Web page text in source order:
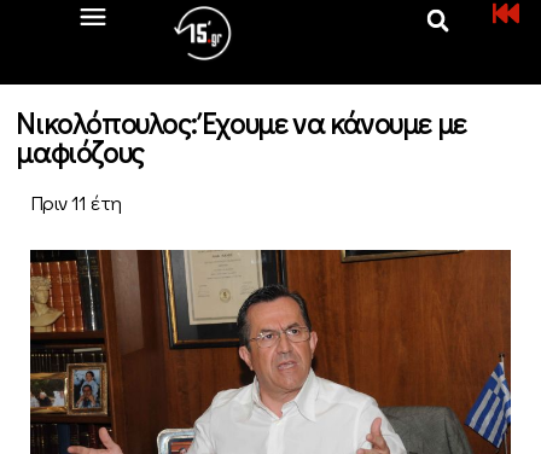
Νικολόπουλος: Έχουμε να κάνουμε με
μαφιόζους
Πριν 11 έτη